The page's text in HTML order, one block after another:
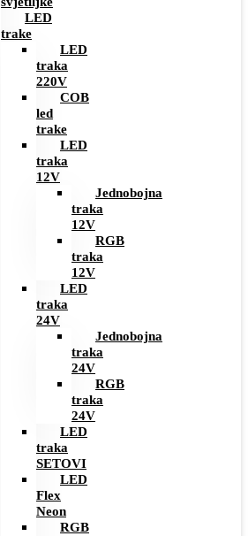
LED
trake
LED
traka
220V
COB
led
trake
LED
traka
12V
Jednobojna
traka
12V
RGB
traka
12V
LED
traka
24V
Jednobojna
traka
24V
RGB
traka
24V
LED
traka
SETOVI
LED
Flex
Neon
RGB